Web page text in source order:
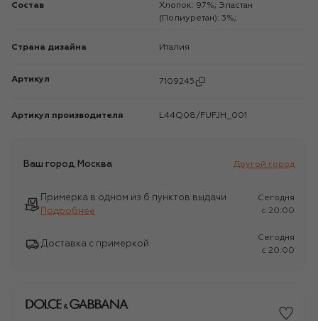
Состав
Хлопок: 97%; Эластан
(Полиуретан): 3%;
Страна дизайна Италия
Артикул 7109245
Артикул производителя L44Q08/FUFJH_001
Ваш город Москва Другой город
Примерка в одном из 6 пунктов выдачи
Подробнее
Сегодня
c 20:00
Доставка с примеркой
Сегодня
c 20:00